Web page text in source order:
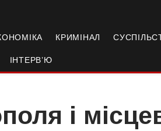
КРИМІНАЛ
ІНТЕРВ’Ю
і